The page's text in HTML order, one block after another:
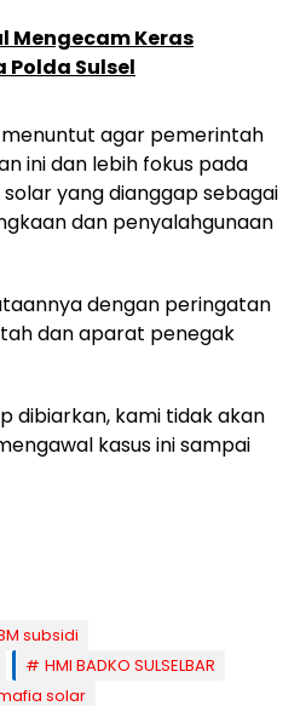
Mengecam Keras
Sulsel
menuntut agar pemerintah
ini dan lebih fokus pada
yang dianggap sebagai
dan penyalahgunaan
dengan peringatan
dan aparat penegak
dibiarkan, kami tidak akan
kasus ini sampai
subsidi
HMI BADKO SULSELBAR
solar